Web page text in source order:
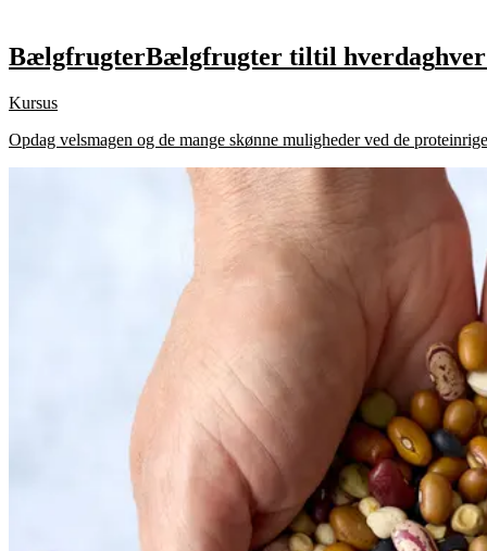
BælgfrugterBælgfrugter tiltil hverdag
Kursus
Opdag velsmagen og de mange skønne muligheder ved de